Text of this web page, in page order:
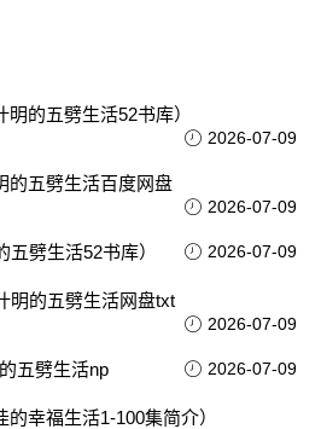
的五劈生活52书库）
2026-07-09
的五劈生活百度网盘
2026-07-09
劈生活52书库） 2026-07-09
明的五劈生活网盘txt
2026-07-09
五劈生活np 2026-07-09
幸福生活1-100集简介）